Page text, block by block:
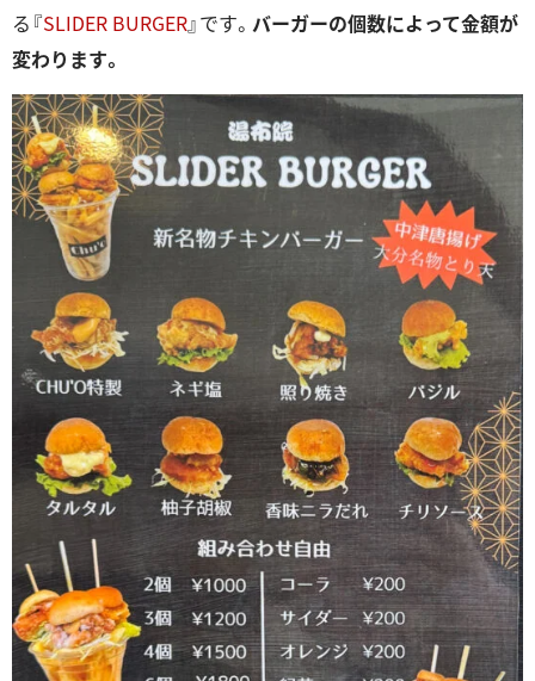
る『SLIDER BURGER』です。 バーガーの個数によって金額が
変わります。